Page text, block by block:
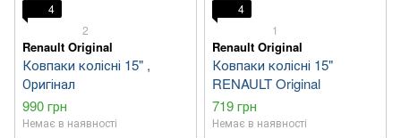
4
2
Renault Original
Ковпаки колісні 15" ,
Оригінал
990 грн
Немає в наявності
4
1
Renault Original
Ковпаки колісні 15"
RENAULT Original
719 грн
Немає в наявності